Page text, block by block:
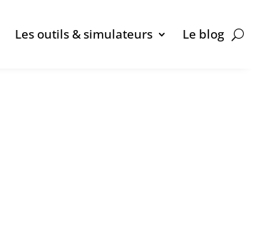
Les outils & simulateurs Le blog